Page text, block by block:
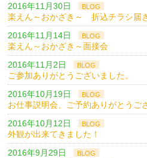
2016年11月30日
BLOG
楽えん～おかざき～ 折込チラシ届
2016年11月14日
BLOG
楽えん～おかざき～面接会
2016年11月2日
BLOG
ご参加ありがとうございました。
2016年10月19日
BLOG
お仕事説明会、ご予約ありがとうご
2016年10月12日
BLOG
外観が出来てきました！
2016年9月29日
BLOG